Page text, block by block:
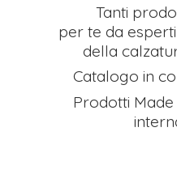
Tanti
per te da
della
Catalogo in
Prodotti